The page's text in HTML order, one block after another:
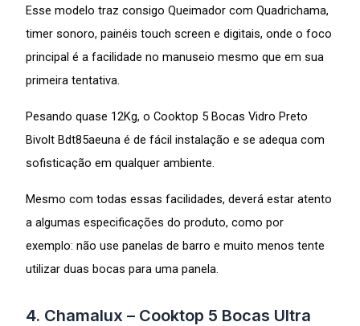
Esse modelo traz consigo Queimador com Quadrichama,
timer sonoro, painéis touch screen e digitais, onde o foco
principal é a facilidade no manuseio mesmo que em sua
primeira tentativa.
Pesando quase 12Kg, o Cooktop 5 Bocas Vidro Preto
Bivolt Bdt85aeuna é de fácil instalação e se adequa com
sofisticação em qualquer ambiente.
Mesmo com todas essas facilidades, deverá estar atento
a algumas especificações do produto, como por
exemplo: não use panelas de barro e muito menos tente
utilizar duas bocas para uma panela.
4. Chamalux – Cooktop 5 Bocas Ultra